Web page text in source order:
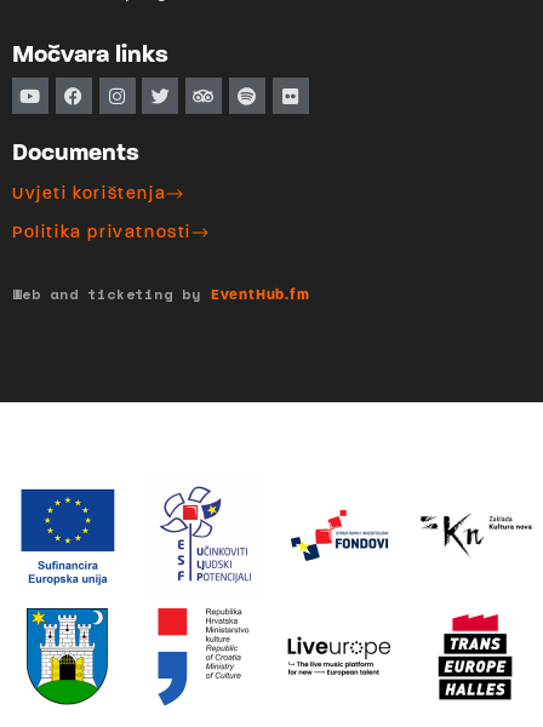
Močvara links
Documents
Uvjeti korištenja
Politika privatnosti
Web and ticketing by EventHub.fm